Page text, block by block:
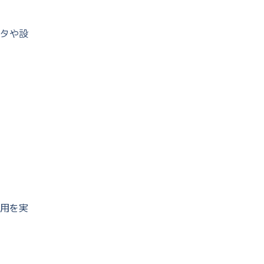
や設
を実